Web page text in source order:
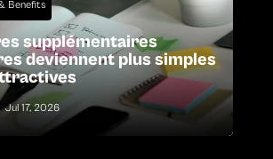
Benefits
supplémentaires
deviennent plus simples
Jul 17, 2026